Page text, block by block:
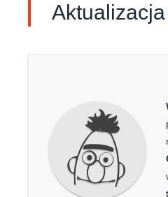
Aktualizacja